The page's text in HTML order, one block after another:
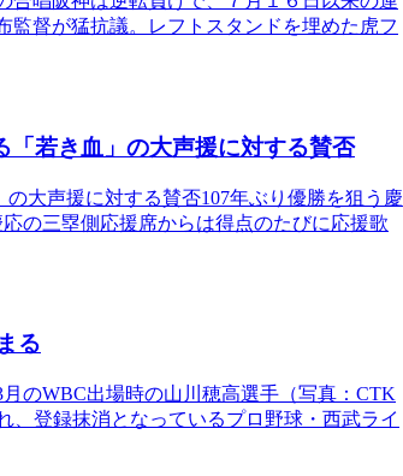
督が猛抗議。レフトスタンドを埋めた虎フ
若き血」の大声援に対する賛否
大声援に対する賛否107年ぶり優勝を狙う慶
の三塁側応援席からは得点のたびに応援歌
る
のWBC出場時の山川穂高選手（写真：CTK
、登録抹消となっているプロ野球・西武ライ